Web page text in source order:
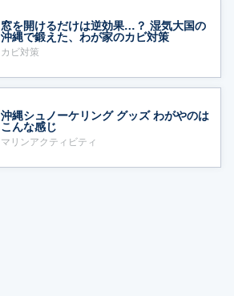
窓を開けるだけは逆効果…？ 湿気大国の
沖縄で鍛えた、わが家のカビ対策
カビ対策
沖縄シュノーケリング グッズ わがやのは
こんな感じ
マリンアクティビティ